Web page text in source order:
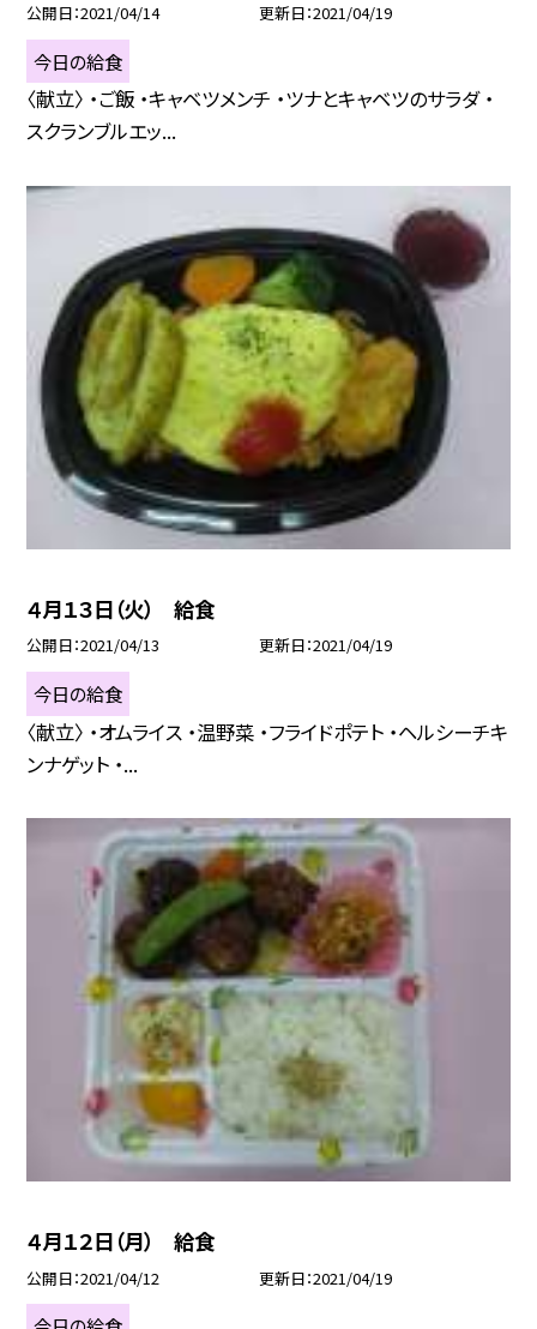
公開日 2021/04/14 更新日 2021/04/19
今日の給食
〈献立〉 ・ご飯 ・キャベツメンチ ・ツナとキャベツのサラダ ・
スクランブルエッ...
４月１３日（火） 給食
公開日 2021/04/13 更新日 2021/04/19
今日の給食
〈献立〉 ・オムライス ・温野菜 ・フライドポテト ・ヘルシーチキ
ンナゲット ・...
４月１２日（月） 給食
公開日 2021/04/12 更新日 2021/04/19